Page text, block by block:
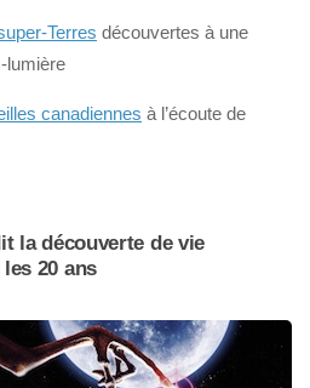
Terres découvertes à une
lumière
canadiennes à l’écoute de
la découverte de vie
20 ans